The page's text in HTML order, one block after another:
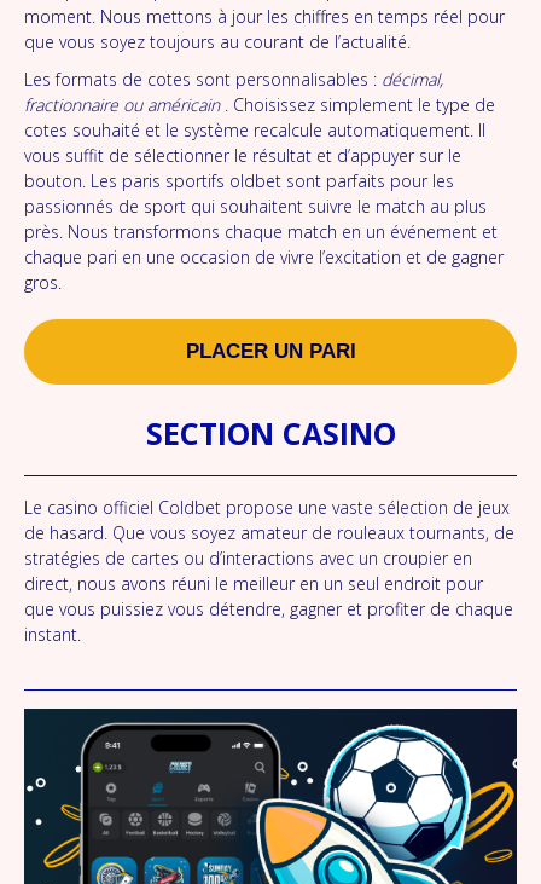
moment. Nous mettons à jour les chiffres en temps réel pour
que vous soyez toujours au courant de l’actualité.
Les formats de cotes sont personnalisables : décimal,
fractionnaire ou américain. Choisissez simplement le type de
cotes souhaité et le système recalcule automatiquement. Il
vous suffit de sélectionner le résultat et d’appuyer sur le
bouton. Les paris sportifs oldbet sont parfaits pour les
passionnés de sport qui souhaitent suivre le match au plus
près. Nous transformons chaque match en un événement et
chaque pari en une occasion de vivre l’excitation et de gagner
gros.
PLACER UN PARI
SECTION CASINO
Le casino officiel Coldbet propose une vaste sélection de jeux
de hasard. Que vous soyez amateur de rouleaux tournants, de
stratégies de cartes ou d’interactions avec un croupier en
direct, nous avons réuni le meilleur en un seul endroit pour
que vous puissiez vous détendre, gagner et profiter de chaque
instant.